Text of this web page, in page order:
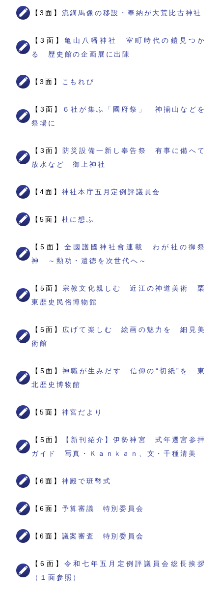
【3面】 流鏑馬像の移設・奉納が大荒比古神社
【3面】 亀山八幡神社 室町時代の鎧見つか
る 歴史館の企画展に出陳
【3面】 こもれび
【3面】
６社が集ふ「國府祭」 神揃山などを
祭場に
【3面】 防災設備一新し奉告祭 有事に備へて
放水など 御上神社
【4面】 神社本庁五月定例評議員会
【5面】 杜に想ふ
【5面】 全國護國神社會連載 わが社の御祭
神 ～勲功・遺徳を次世代へ～
【5面】 宗教文化親しむ 近江の神道美術 栗
東歴史民俗博物館
【5面】 広げて楽しむ 絵画の魅力を 細見美
術館
【5面】神職が生みだす 信仰の“切紙”を 東
北歴史博物館
【5面】 神宮だより
【5面】
【新刊紹介】伊勢神宮 式年遷宮参拝
ガイド 写真・Ｋａｎｋａｎ、文・千種清美
【6面】 神殿で班幣式
【6面】 予算審議 特別委員会
【6面】 議案審査 特別委員会
【6面】 令和七年五月定例評議員会総長挨拶
（１面参照）